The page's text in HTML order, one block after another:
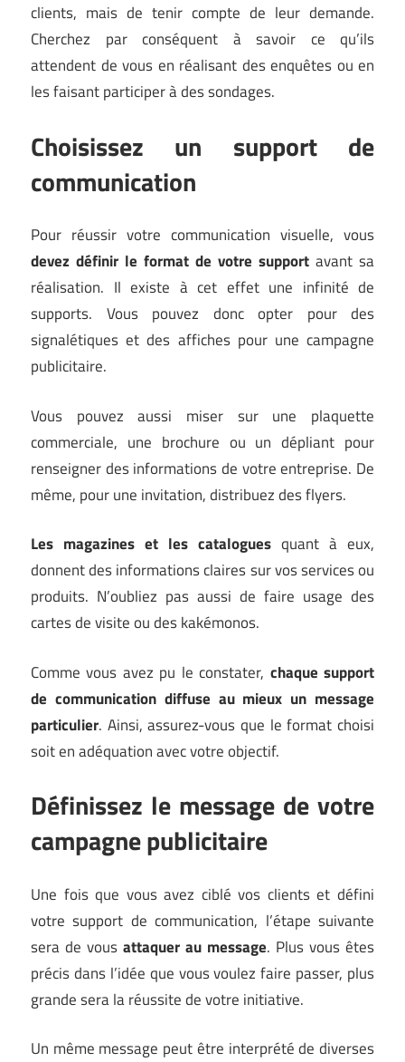
clients, mais de tenir compte de leur demande.
Cherchez par conséquent à savoir ce qu’ils
attendent de vous en réalisant des enquêtes ou en
les faisant participer à des sondages.
Choisissez un support de
communication
Pour réussir votre communication visuelle, vous
devez définir le format de votre support avant sa
réalisation. Il existe à cet effet une infinité de
supports. Vous pouvez donc opter pour des
signalétiques et des affiches pour une campagne
publicitaire.
Vous pouvez aussi miser sur une plaquette
commerciale, une brochure ou un dépliant pour
renseigner des informations de votre entreprise. De
même, pour une invitation, distribuez des flyers.
Les magazines et les catalogues quant à eux,
donnent des informations claires sur vos services ou
produits. N’oubliez pas aussi de faire usage des
cartes de visite ou des kakémonos.
Comme vous avez pu le constater, chaque support
de communication diffuse au mieux un message
particulier. Ainsi, assurez-vous que le format choisi
soit en adéquation avec votre objectif.
Définissez le message de votre
campagne publicitaire
Une fois que vous avez ciblé vos clients et défini
votre support de communication, l’étape suivante
sera de vous attaquer au message. Plus vous êtes
précis dans l’idée que vous voulez faire passer, plus
grande sera la réussite de votre initiative.
Un même message peut être interprété de diverses